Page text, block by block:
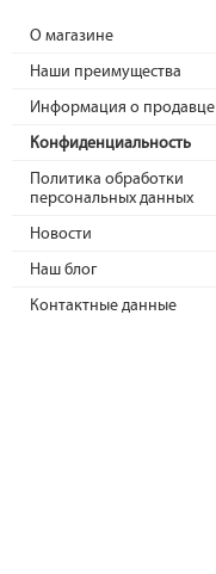
О магазине
Наши преимущества
Информация о продавце
Конфиденциальность
Политика обработки
персональных данных
Новости
Наш блог
Контактные данные